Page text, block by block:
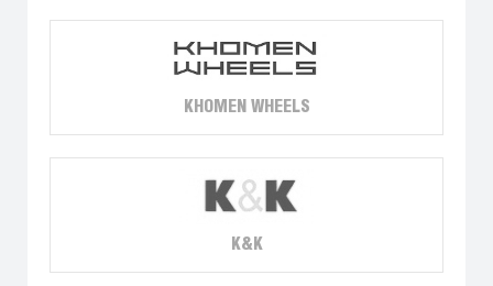
KHOMEN WHEELS
K&K